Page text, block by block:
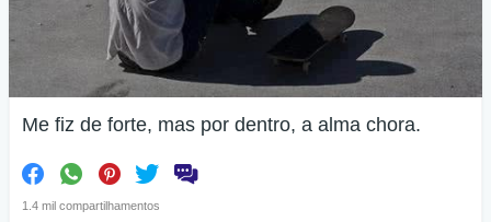
Me fiz de forte, mas por dentro, a alma chora.
1.4 mil compartilhamentos